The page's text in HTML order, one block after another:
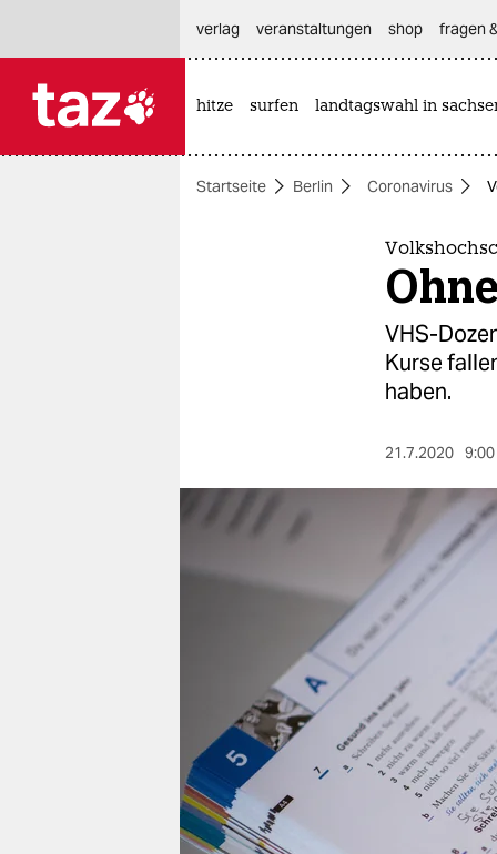
themen
berlin
veranstaltungen
shop
fragen & hilfe
verlag
veranstaltungen shop fragen
hitze surfen landtagswahl in
Startseite Berlin Coronavirus
VHS-
Kurse
haben.
21.7.2020